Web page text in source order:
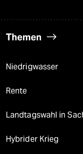
Themen
Niedrigwasser
Rente
Landtagswahl in
Hybrider Krieg